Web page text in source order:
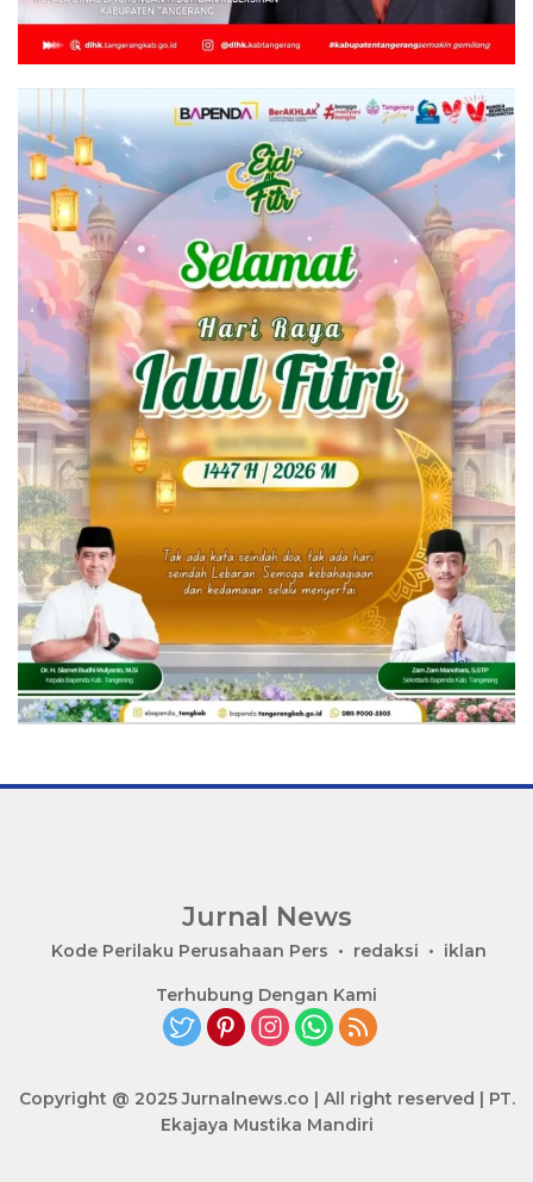
Jurnal News
Jendela
Kode Perilaku Perusahaan Pers redaksi iklan
Terhubung Dengan Kami
Copyright @ 2025 Jurnalnews.co | All right reserved | PT.
Ekajaya Mustika Mandiri